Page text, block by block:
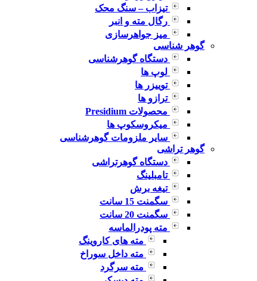
تیزاب – سنگ محک
رگال مته و انبر
میز جواهرسازی
گوهر شناسی
دستگاه گوهرشناسی
لوپ ها
توییزر ها
ترازو ها
محصولات Presidium
میکروسکوپ ها
سایر ملزومات گوهرشناسی
گوهر تراشی
دستگاه گوهرتراشی
تامبلینگ
تیغه برش
سگمنت 15 سانت
سگمنت 20 سانت
مته پودرالماسه
مته های کاروینگ
مته داخل سوراخ
مته سرگرد